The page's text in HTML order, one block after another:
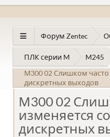
Форум Zentec
ПЛК серии M
M245
М300 02 Слишком часто
дискретных выходов
М300 02
изменяется
дискретных